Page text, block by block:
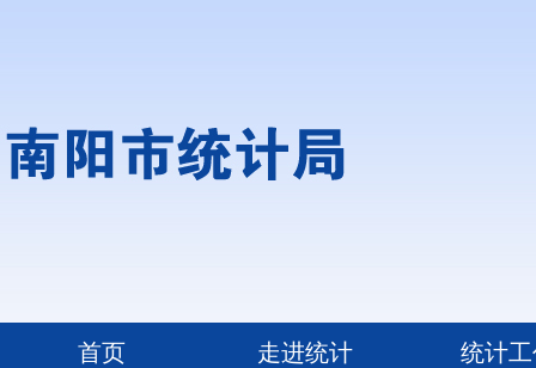
首页 走进统计 统计